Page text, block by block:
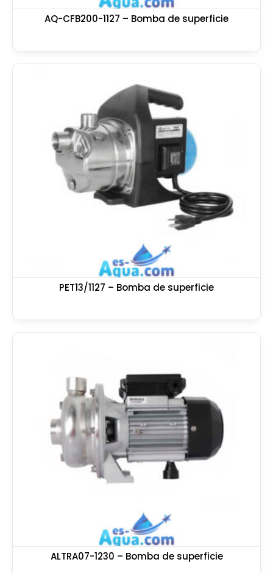
AQ-CFB200-1127 – Bomba de superficie
PET13/1127 – Bomba de superficie
ALTRA07-1230 – Bomba de superficie